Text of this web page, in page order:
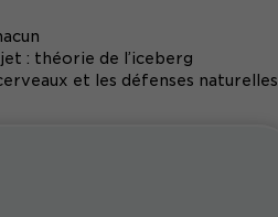
: théorie de l’iceberg
et les défenses naturelles